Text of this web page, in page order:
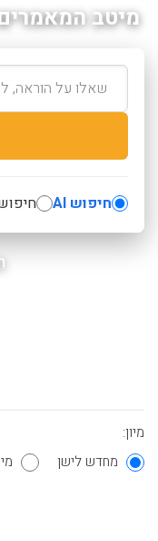
מיטב
חיפוש AI
מיון:
מחדש לישן